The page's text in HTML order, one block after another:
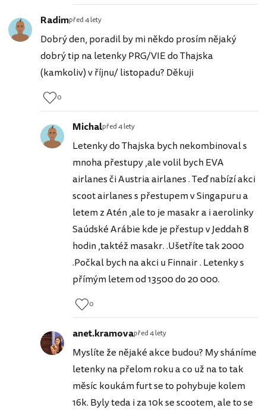
Radimpřed 4 lety
Dobrý den, poradil by mi někdo prosím nějaký
dobrý tip na letenky PRG/VIE do Thajska
(kamkoliv) v říjnu/ listopadu? Děkuji
0
Michalpřed 4 lety
Letenky do Thajska bych nekombinoval s
mnoha přestupy ,ale volil bych EVA
airlanes či Austria airlanes . Teď nabízí akci
scoot airlanes s přestupem v Singapuru a
letem z Atén ,ale to je masakr a i aerolinky
Saúdské Arábie kde je přestup v Jeddah 8
hodin ,taktéž masakr. .Ušetříte tak 2000
.Počkal bych na akci u Finnair . Letenky s
přímým letem od 13500 do 20 000.
0
anet.kramovapřed 4 lety
Myslíte že nějaké akce budou? My sháníme
letenky na přelom roku a co už na to tak
měsíc koukám furt se to pohybuje kolem
16k. Byly teda i za 10k se scootem, ale to se